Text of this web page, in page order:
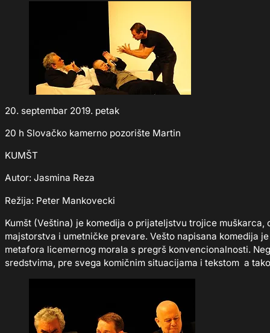
20. septembar 2019. petak
20 h Slovačko kamerno pozorište Martin
KUMŠT
Autor: Jasmina Reza
Režija: Peter Mankovecki
Kumšt (Veština) je komedija o prijateljstvu trojice
majstorstva i umetničke prevare. Vešto napisana komedija
metafora licemernog morala s pregrš konvencionalnosti.
sredstvima, pre svega komičnim situacijama i tekstom a